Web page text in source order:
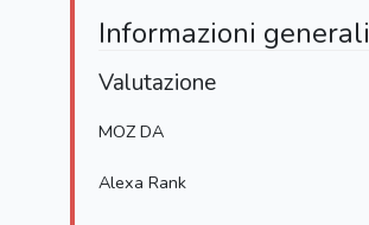
Informazioni generali
Valutazione
MOZ DA
Alexa Rank